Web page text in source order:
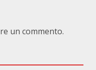
un commento.